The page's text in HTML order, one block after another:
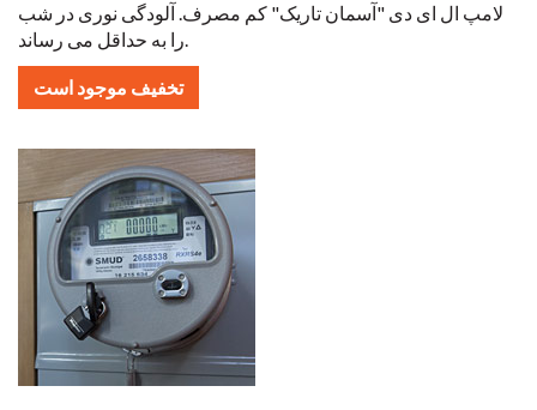
لامپ ال ای دی "آسمان تاریک" کم مصرف. آلودگی نوری در شب
را به حداقل می رساند.
تخفیف موجود است